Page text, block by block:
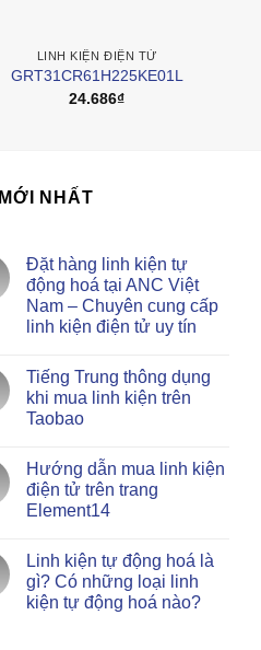
LINH KIỆN ĐIỆN TỬ
GRT31CR61H225KE01L
24.686₫
NHẤT
Đặt hàng linh kiện tự
động hoá tại ANC Việt
Nam – Chuyên cung cấp
linh kiện điện tử uy tín
bình
luận
ở
Đặt
kiện
tự
động
hoá
tại
Nam
–
Chuyên
cung
Tiếng Trung thông dụng
khi mua linh kiện trên
Taobao
bình
luận
ở
Tiếng
dụng
khi
mua
linh
kiện
Hướng dẫn mua linh kiện
điện tử trên trang
Element14
bình
luận
ở
Hướng
Linh kiện tự động hoá là
gì? Có những loại linh
kiện tự động hoá nào?